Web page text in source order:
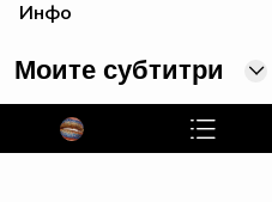
Инфо
Моите субтитри